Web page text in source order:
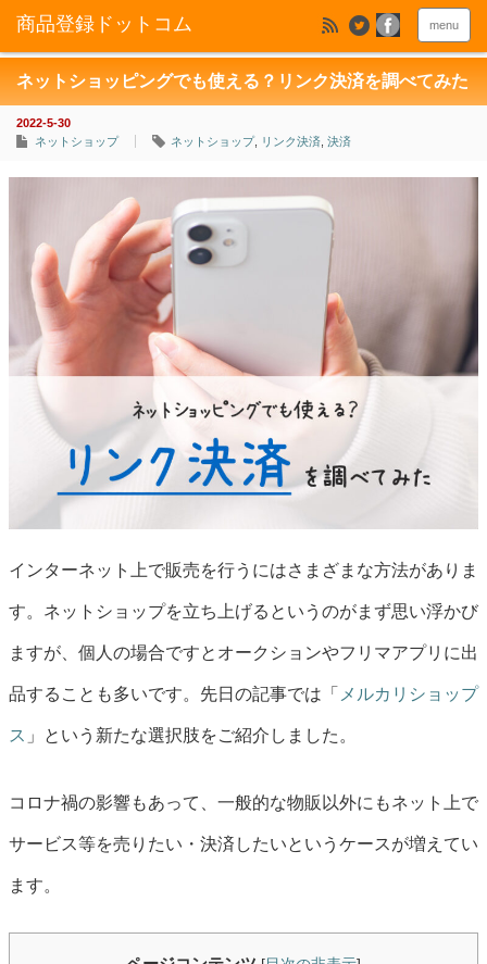
menu
ネットショッピングでも使える？リンク決済を調べてみた
2022-5-30
ネットショップ
ネットショップ, リンク決済 決済
インターネット上で販売を行うにはさまざまな方法がありま
す。ネットショップを立ち上げるというのがまず思い浮かび
ますが、個人の場合ですとオークションやフリマアプリに出
品することも多いです。先日の記事では「 メルカリショップ
ス 」という新たな選択肢をご紹介しました。
コロナ禍の影響もあって、一般的な物販以外にもネット上で
サービス等を売りたい・決済したいというケースが増えてい
ます。